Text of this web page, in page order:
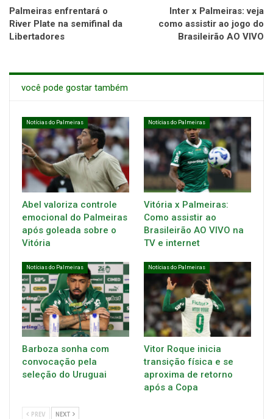
Palmeiras enfrentará o
River Plate na semifinal da
Libertadores
Inter x Palmeiras: veja
como assistir ao jogo do
Brasileirão AO VIVO
você pode gostar também
Notícias do Palmeiras
Abel valoriza controle
emocional do Palmeiras
após goleada sobre o
Vitória
Notícias do Palmeiras
Vitória x Palmeiras:
Como assistir ao
Brasileirão AO VIVO na
TV e internet
Notícias do Palmeiras
Barboza sonha com
convocação pela
seleção do Uruguai
Notícias do Palmeiras
Vitor Roque inicia
transição física e se
aproxima de retorno
após a Copa
PREV NEXT